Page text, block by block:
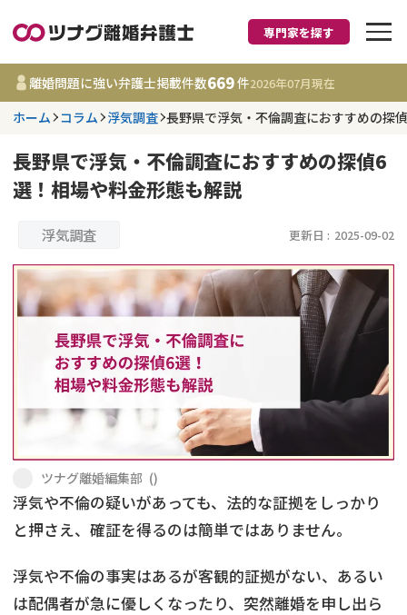
離婚に強い弁護士
都道府県を選択
事務所 669
件
更新日 :
離婚前相談
離婚裁判
不貞・不倫慰謝料請求
内縁の夫婦
費用相場
コラム
養育費
慰謝料
国際離婚
専門家を探す
離婚問題に強い弁護士掲載件数669件2026年07月現在
ホーム コラム 浮気調査 長野県で浮気・不倫調査におすすめの探
長野県で浮気・不倫調査におすすめの探偵6
選！相場や料金形態も解説
浮気調査 更新日 : 2025-09-02
ツナグ離婚編集部 ()
浮気や不倫の疑いがあっても、法的な証拠をしっかり
と押さえ、確証を得るのは簡単ではありません。
浮気や不倫の事実はあるが客観的証拠がない、あるい
は配偶者が急に優しくなったり、突然離婚を申し出ら